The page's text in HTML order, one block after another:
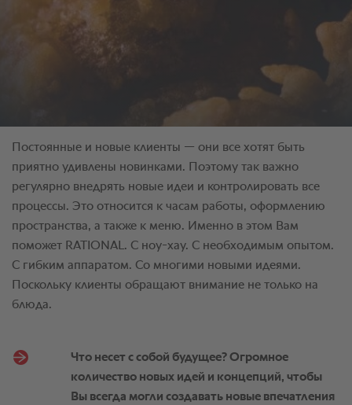
Что несет с собой будущее? Огромное
количество новых идей и концепций, чтобы
Вы всегда могли создавать новые впечатления